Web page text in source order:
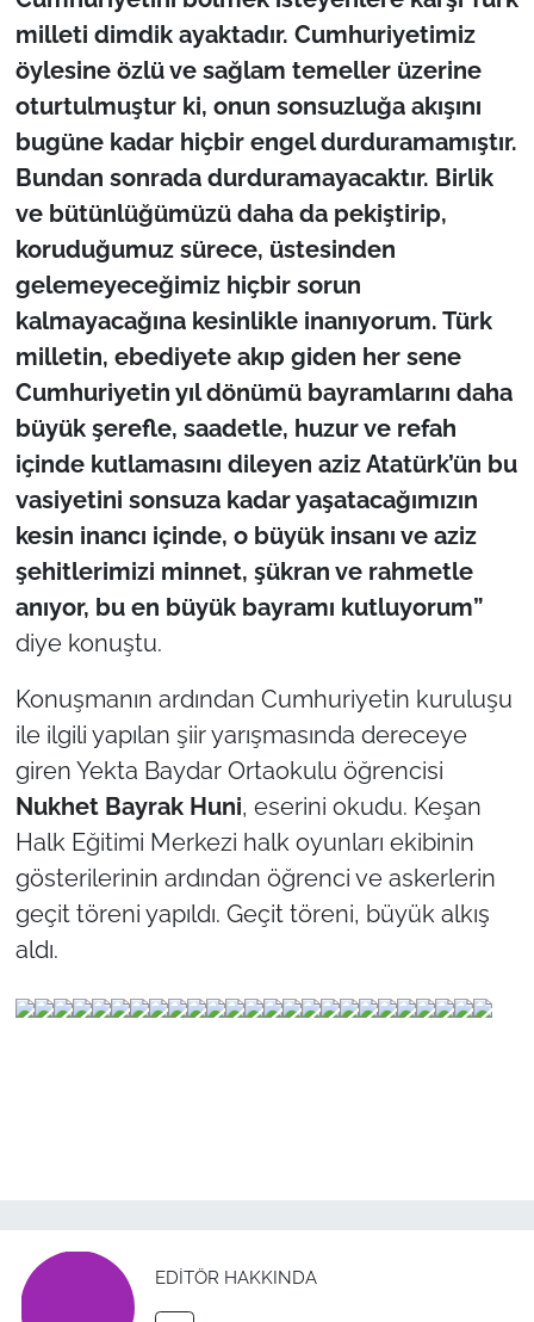
milleti dimdik ayaktadır. Cumhuriyetimiz
öylesine özlü ve sağlam temeller üzerine
oturtulmuştur ki, onun sonsuzluğa akışını
bugüne kadar hiçbir engel durduramamıştır.
Bundan sonrada durduramayacaktır. Birlik
ve bütünlüğümüzü daha da pekiştirip,
koruduğumuz sürece, üstesinden
gelemeyeceğimiz hiçbir sorun
kalmayacağına kesinlikle inanıyorum. Türk
milletin, ebediyete akıp giden her sene
Cumhuriyetin yıl dönümü bayramlarını daha
büyük şerefle, saadetle, huzur ve refah
içinde kutlamasını dileyen aziz Atatürk’ün bu
vasiyetini sonsuza kadar yaşatacağımızın
kesin inancı içinde, o büyük insanı ve aziz
şehitlerimizi minnet, şükran ve rahmetle
anıyor, bu en büyük bayramı kutluyorum”
diye konuştu.
Konuşmanın ardından Cumhuriyetin kuruluşu
ile ilgili yapılan şiir yarışmasında dereceye
giren Yekta Baydar Ortaokulu öğrencisi
Nukhet Bayrak Huni, eserini okudu. Keşan
Halk Eğitimi Merkezi halk oyunları ekibinin
gösterilerinin ardından öğrenci ve askerlerin
geçit töreni yapıldı. Geçit töreni, büyük alkış
aldı.
EDITÖR HAKKINDA